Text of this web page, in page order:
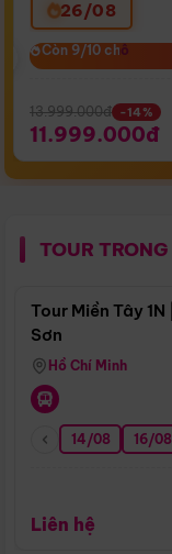
26/08
Còn 9/10 chỗ
Còn 9/10 chỗ
13.999.000đ -14%
11.999.000đ
TOUR
Tour Miền Tây
Sơn
Hồ Chí Minh
14/08 16/08
Liên hệ